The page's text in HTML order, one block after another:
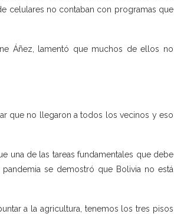
celulares no contaban con programas que
Áñez, lamentó que muchos de ellos no
que no llegaron a todos los vecinos y eso
una de las tareas fundamentales que debe
se demostró que Bolivia no está
a la agricultura, tenemos los tres pisos